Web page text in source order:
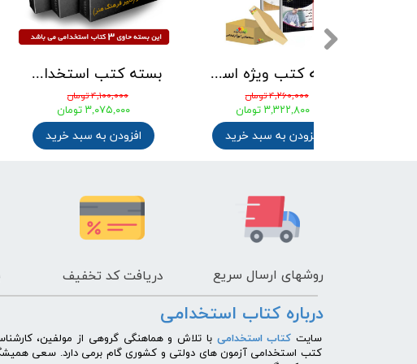
۴,۱۰۰,۰۰۰ تومان
۳,۰۷۵,۰۰۰ تومان
افزودن به سبد خرید
۴,۲۶۰,۰۰۰ تومان
۳,۳۲۲,۸۰۰ تومان
افزودن به سبد خرید
روشهای ارسال سریع دریافت کد تخفیف
درباره کتاب استخدامی
​سایت کتاب استخدامی با تلاش و هماهنگی گروهی از مولفین،
کتب استخدامی آزمون های دولتی و کشوری گام برمی دارد. سعی